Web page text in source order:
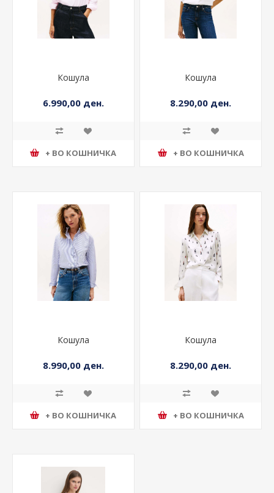
Кошула
6.990,00 ден.
+ ВО КОШНИЧКА
Кошула
8.290,00 ден.
+ ВО КОШНИЧКА
Кошула
8.990,00 ден.
+ ВО КОШНИЧКА
Кошула
8.290,00 ден.
+ ВО КОШНИЧКА